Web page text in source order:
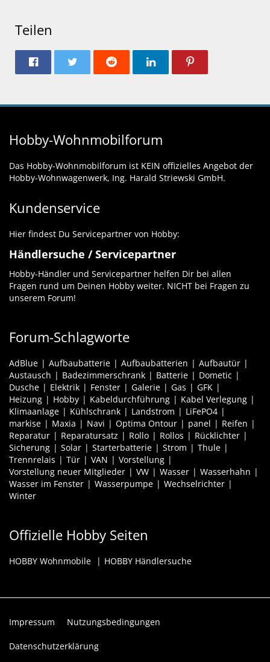
Teilen
Hobby-Wohnmobilforum
Das Hobby-Wohnmobilforum ist KEIN offizielles Angebot der
Hobby-Wohnwagenwerk, Ing. Harald Striewski GmbH.
Kundenservice
Hier findest Du Servicepartner von Hobby:
Händlersuche / Servicepartner
Hobby-Händler und Servicepartner helfen Dir bei allen
Fragen rund um Deinen Hobby weiter. NICHT bei Fragen zu
unserem Forum!
Forum-Schlagworte
AdBlue Aufbaubatterie Aufbaubatterien
Aufbautür
Austausch
Badezimmerschrank Batterie
Dometic
Dusche
Elektrik Fenster Galerie Gas
GFK
Heizung
Hobby Kabeldurchführung
Kabel Verlegung
Klimaanlage
Kühlschrank Landstrom
LiFePO4
markise
Maxia Navi Optima Ontour panel
Reifen
Reparatur
Reparatursatz Rollo Rollos
Rücklichter
Sicherung
Solar Starterbatterie Strom
Thule
Trennrelais
Tür VAN
Vorstellung
Vorstellung neuer Mitglieder
VW Wasser
Wasserhahn
Wasser im Fenster
Wasserpumpe
Wechselrichter
Winter
Offizielle Hobby Seiten
HOBBY Wohnmobile HOBBY Händlersuche
Impressum Nutzungsbedingungen
Datenschutzerklärung